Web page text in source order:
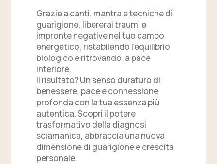
Grazie a canti, mantra e tecniche di
guarigione, libererai traumi e
impronte negative nel tuo campo
energetico, ristabilendo l’equilibrio
biologico e ritrovando la pace
interiore.
Il risultato? Un senso duraturo di
benessere, pace e connessione
profonda con la tua essenza più
autentica. Scopri il potere
trasformativo della diagnosi
sciamanica, abbraccia una nuova
dimensione di guarigione e crescita
personale.